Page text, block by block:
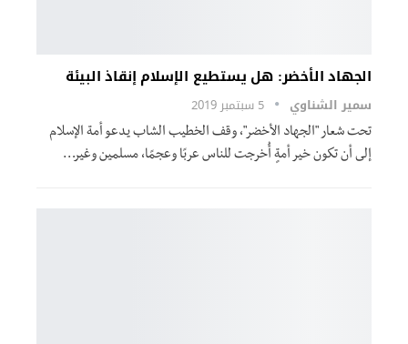
الجهاد الأخضر: هل يستطيع الإسلام إنقاذ البيئة
سمير الشناوي 5 سبتمبر 2019
تحت شعار "الجهاد الأخضر"، وقف الخطيب الشاب يدعو أمة الإسلام
إلى أن تكون خير أمةٍ أُخرجت للناس عربًا وعجمًا، مسلمين وغير…